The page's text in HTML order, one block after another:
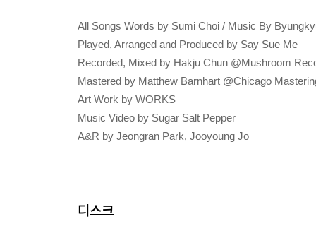
All Songs Words by Sumi Choi / Music By
Played, Arranged and Produced by Say Sue Me
Recorded, Mixed by Hakju Chun @Mushroom
Mastered by Matthew Barnhart @Chicago
Art Work by WORKS
Music Video by Sugar Salt Pepper
A&R by Jeongran Park, Jooyoung Jo
디스크